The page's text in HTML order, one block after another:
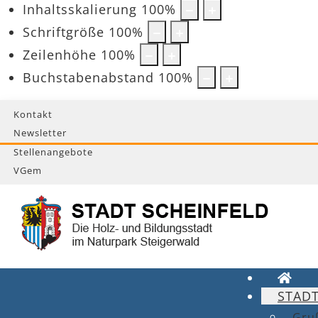
Inhaltsskalierung 100%
Schriftgröße 100%
Zeilenhöhe 100%
Buchstabenabstand 100%
Kontakt
Newsletter
Stellenangebote
VGem